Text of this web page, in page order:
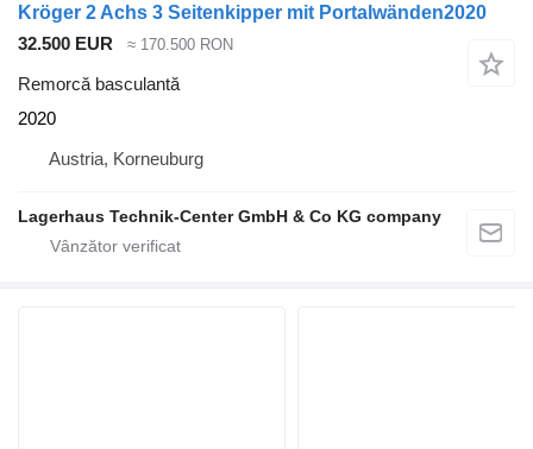
Kröger 2 Achs 3 Seitenkipper mit Portalwänden2020
32.500 EUR
≈ 170.500 RON
Remorcă basculantă
2020
Austria, Korneuburg
Lagerhaus Technik-Center GmbH & Co KG company